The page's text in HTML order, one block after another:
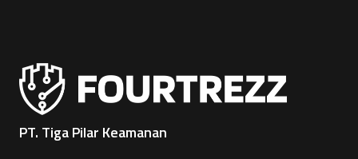
PT. Tiga Pilar Keamanan